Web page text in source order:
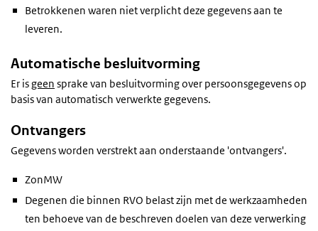
Betrokkenen waren niet verplicht deze gegevens aan te
leveren.
Automatische besluitvorming
Er isgeen sprake van besluitvorming over persoonsgegevens op
basis van automatisch verwerkte gegevens.
Ontvangers
Gegevens worden verstrekt aan onderstaande 'ontvangers'.
ZonMW
Degenen die binnen RVO belast zijn met de werkzaamheden
ten behoeve van de beschreven doelen van deze verwerking